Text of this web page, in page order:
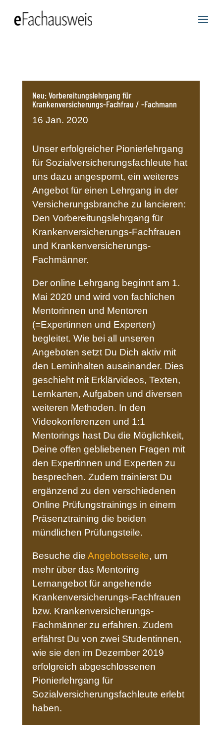
Neu: Vorbereitungslehrgang für
Krankenversicherungs-Fachfrau / -Fachmann
16 Jan. 2020
Unser erfolgreicher Pionierlehrgang
für Sozialversicherungsfachleute hat
uns dazu angespornt, ein weiteres
Angebot für einen Lehrgang in der
Versicherungsbranche zu lancieren:
Den Vorbereitungslehrgang für
Krankenversicherungs-Fachfrauen
und Krankenversicherungs-
Fachmänner.
Der online Lehrgang beginnt am 1.
Mai 2020 und wird von fachlichen
Mentorinnen und Mentoren
(=Expertinnen und Experten)
begleitet. Wie bei all unseren
Angeboten setzt Du Dich aktiv mit
den Lerninhalten auseinander. Dies
geschieht mit Erklärvideos, Texten,
Lernkarten, Aufgaben und diversen
weiteren Methoden. In den
Videokonferenzen und 1:1
Mentorings hast Du die Möglichkeit,
Deine offen gebliebenen Fragen mit
den Expertinnen und Experten zu
besprechen. Zudem trainierst Du
ergänzend zu den verschiedenen
Online Prüfungstrainings in einem
Präsenztraining die beiden
mündlichen Prüfungsteile.
Besuche die Angebotsseite, um
mehr über das Mentoring
Lernangebot für angehende
Krankenversicherungs-Fachfrauen
bzw. Krankenversicherungs-
Fachmänner zu erfahren. Zudem
erfährst Du von zwei Studentinnen,
wie sie den im Dezember 2019
erfolgreich abgeschlossenen
Pionierlehrgang für
Sozialversicherungsfachleute erlebt
haben.